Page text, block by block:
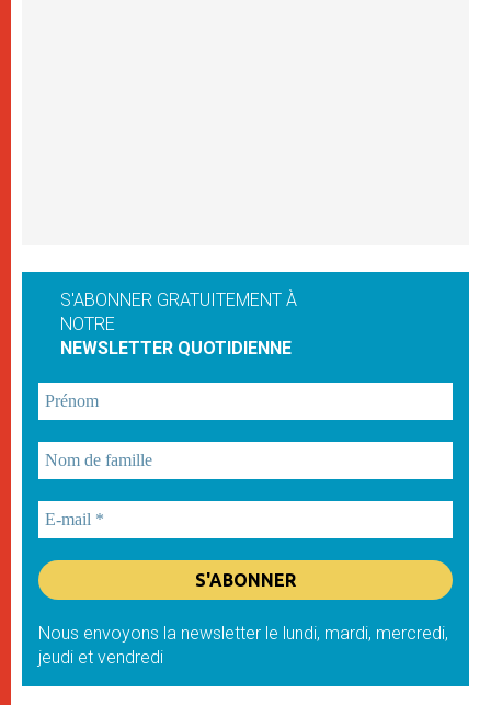
S'ABONNER GRATUITEMENT À
NOTRE
NEWSLETTER QUOTIDIENNE
Nous envoyons la newsletter le lundi, mardi, mercredi,
jeudi et vendredi